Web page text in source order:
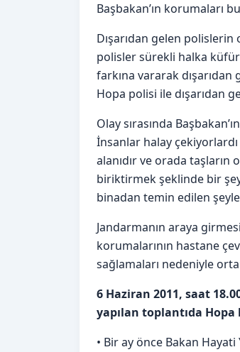
Başbakan’ın korumaları
Dışarıdan gelen polislerin
polisler sürekli halka küfür
farkına vararak dışarıdan
Hopa polisi ile dışarıdan
Olay sırasında
İnsanlar halay
alanıdır ve orada taşların
biriktirmek şeklinde bir
binadan temin edilen
Jandarmanın araya
korumalarının hastane
sağlamaları nedeniyle
6 Haziran 2011, saat
yapılan toplantıda
• Bir ay önce Bakan Hayati